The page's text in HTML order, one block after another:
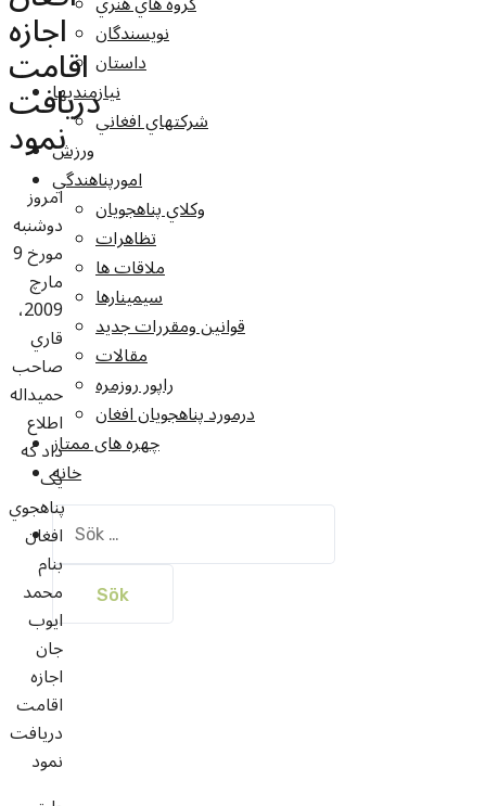
نويسندگان
داستان
نيازمنديها
شرکتهاي افغاني
ورزش
امورپناهندگي
وکلاي پناهجويان
تظاهرات
ملاقات ها
سيمينارها
قوانين ومقررات جديد
مقالات
راپور روزمره
درمورد پناهجويان افغان
چهره های ممتاز
خانه
Sök
efter:
اجازه
اقامت
دريافت
نمود
امروز
دوشنبه
مورخ 9
مارچ
2009،
قاري
صاحب
حميداله
اطلاع
داد که
يک
پناهجوي
افغان
بنام
محمد
ايوب
جان
اجازه
اقامت
دريافت
نمود